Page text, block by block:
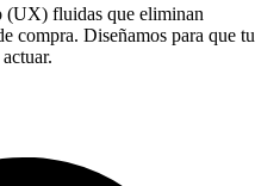
(UX) fluidas que eliminan
compra. Diseñamos para que tu